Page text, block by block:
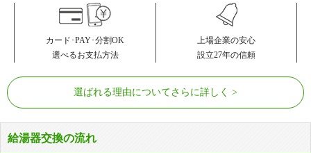
カード･PAY･分割OK
選べるお支払方法
上場企業の安心
設立27年の信頼
選ばれる理由についてさらに詳しく
給湯器交換の流れ